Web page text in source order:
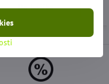
Do košíka